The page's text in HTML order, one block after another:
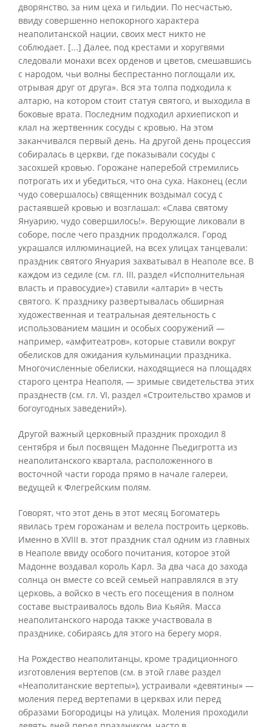
дворянство, за ним цеха и гильдии. По несчастью,
ввиду совершенно непокорного характера
неаполитанской нации, своих мест никто не
соблюдает. [...] Далее, под крестами и хоругвями
следовали монахи всех орденов и цветов, смешавшись
с народом, чьи волны беспрестанно поглощали их,
отрывая друг от друга». Вся эта толпа подходила к
алтарю, на котором стоит статуя святого, и выходила в
боковые врата. Последним подходил архиепископ и
клал на жертвенник сосуды с кровью. На этом
заканчивался первый день. На другой день процессия
собиралась в церкви, где показывали сосуды с
засохшей кровью. Горожане наперебой стремились
потрогать их и убедиться, что она суха. Наконец (если
чудо совершалось) священник воздымал сосуд с
растаявшей кровью и возглашал: «Слава святому
Януарию, чудо совершилось!». Верующие ликовали в
соборе, после чего праздник продолжался. Город
украшался иллюминацией, на всех улицах танцевали:
праздник святого Януария захватывал в Неаполе все. В
каждом из седиле (см. гл. III, раздел «Исполнительная
власть и правосудие») ставили «алтари» в честь
святого. К празднику развертывалась обширная
художественная и театральная деятельность с
использованием машин и особых сооружений —
например, «амфитеатров», которые ставили вокруг
обелисков для ожидания кульминации праздника.
Многочисленные обелиски, находящиеся на площадях
старого центра Неаполя, — зримые свидетельства этих
празднеств (см. гл. VI, раздел «Строительство храмов и
богоугодных заведений»).
Другой важный церковный праздник проходил 8
сентября и был посвящен Мадонне Пьедигротта из
неаполитанского квартала, расположенного в
восточной части города прямо в начале галереи,
ведущей к Флегрейским полям.
Говорят, что этот день в этот месяц Богоматерь
явилась трем горожанам и велела построить церковь.
Именно в XVIII в. этот праздник стал одним из главных
в Неаполе ввиду особого почитания, которое этой
Мадонне воздавал король Карл. За два часа до захода
солнца он вместе со всей семьей направлялся в эту
церковь, а войско в честь его посещения в полном
составе выстраивалось вдоль Виа Кьяйя. Масса
неаполитанского народа также участвовала в
празднике, собираясь для этого на берегу моря.
На Рождество неаполитанцы, кроме традиционного
изготовления вертепов (см. в этой главе раздел
«Неаполитанские вертепы»), устраивали «девятины» —
моления перед вертепами в церквах или перед
образами Богородицы на улицах. Моления проходили